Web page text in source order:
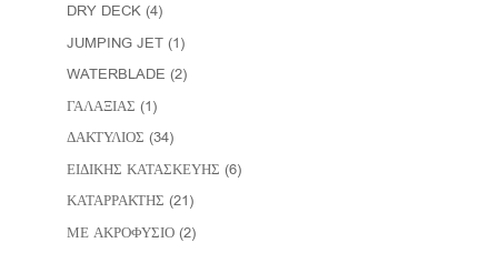
DRY DECK (4)
JUMPING JET (1)
WATERBLADE (2)
ΓΑΛΑΞΙΑΣ (1)
ΔΑΚΤΥΛΙΟΣ (34)
ΕΙΔΙΚΗΣ ΚΑΤΑΣΚΕΥΗΣ (6)
ΚΑΤΑΡΡΑΚΤΗΣ (21)
ΜΕ ΑΚΡΟΦΥΣΙΟ (2)